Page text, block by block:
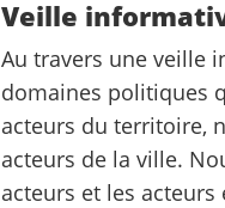
Veille
Au travers une veille
domaines politiques
acteurs du territoire,
acteurs de la ville.
acteurs et les